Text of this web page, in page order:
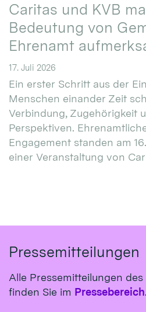
Caritas und KVB
Bedeutung von
Ehrenamt
17. Juli 2026
Ein erster Schritt aus der
Menschen einander Zeit
Verbindung, Zugehörigkeit
Perspektiven.
Engagement standen am
einer Veranstaltung von
Pressemitteilungen
Alle Pressemitteilungen
finden Sie im Pressebereich.